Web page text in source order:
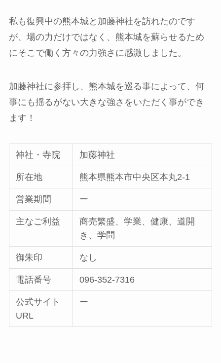
私も復興中の熊本城と加藤神社を訪れたのです
が、場の力だけではなく、熊本城を蘇らせるため
にそこで働く方々の力強さに感激しました。
加藤神社に参拝し、熊本城を巡る事によって、何
事にも揺るがない大きな強さをいただく事ができ
ます！
神社・寺院 加藤神社
所在地 熊本県熊本市中央区本丸2-1
営業期間 ー
主なご利益
商売繁盛、学業、健康、道開
き、学問
御朱印 なし
電話番号 096-352-7316
公式サイト
URL
ー